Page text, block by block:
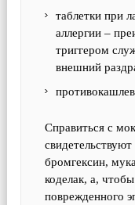
таблетки при
аллергии –
триггером
внешний
Справиться с
бромгексин,
коделак, а,
поврежденного